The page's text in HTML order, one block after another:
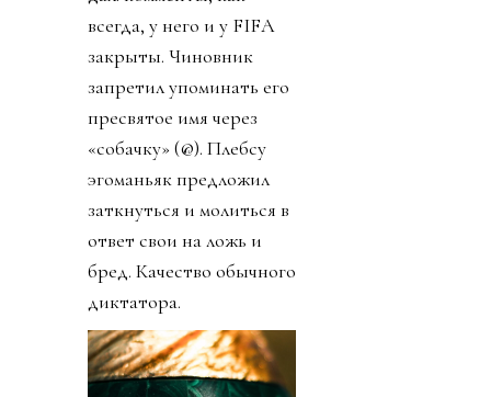
всегда, у него и у FIFA
закрыты. Чиновник
запретил упоминать его
пресвятое имя через
«собачку» (@). Плебсу
эгоманьяк предложил
заткнуться и молиться в
ответ свои на ложь и
бред. Качество обычного
диктатора.